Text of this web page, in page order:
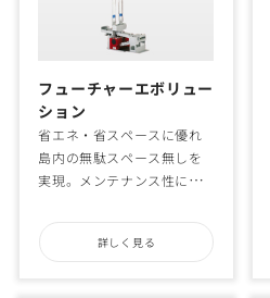
フューチャーエボリュー
ション
省エネ・省スペースに優れ
島内の無駄スペース無しを
実現。メンテナンス性に優
詳しく見る